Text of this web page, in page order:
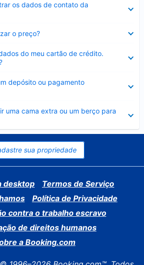
os dados de contato da
o preço?
do meu cartão de crédito.
depósito ou pagamento
uma cama extra ou um berço para
sua propriedade
desktop
Termos de Serviço
Política de Privacidade
contra o trabalho escravo
de direitos humanos
a Booking.com